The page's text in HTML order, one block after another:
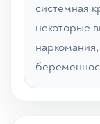
системная
некоторые
наркомания,